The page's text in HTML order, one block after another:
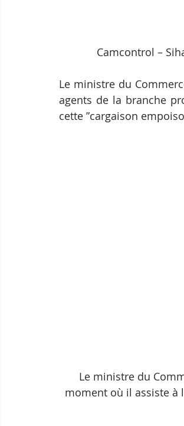
Camcontrol –
Le ministre du
agents de la branche
cette ”cargaison
Le ministre du
moment où il assiste à